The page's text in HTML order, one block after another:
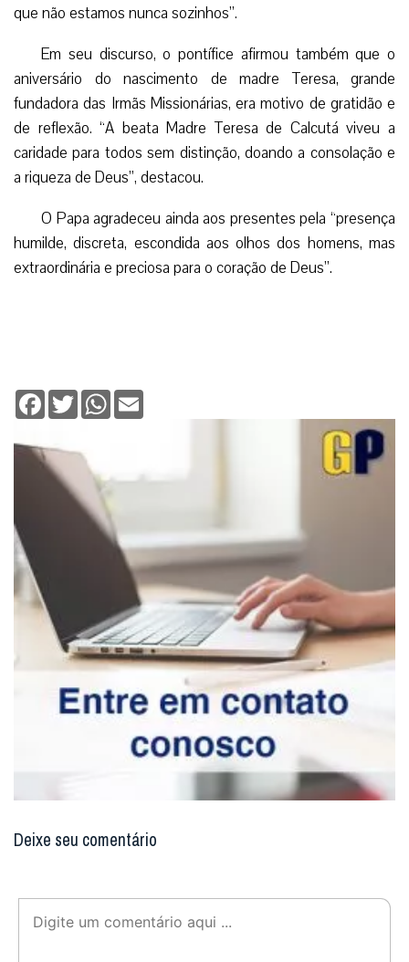
que não estamos nunca sozinhos”.
Em seu discurso, o pontífice afirmou também que o
aniversário do nascimento de madre Teresa, grande
fundadora das Irmãs Missionárias, era motivo de gratidão e
de reflexão. “A beata Madre Teresa de Calcutá viveu a
caridade para todos sem distinção, doando a consolação e
a riqueza de Deus”, destacou.
O Papa agradeceu ainda aos presentes pela “presença
humilde, discreta, escondida aos olhos dos homens, mas
extraordinária e preciosa para o coração de Deus”.
Facebook
TwitterWhatsApp
Deixe seu comentário